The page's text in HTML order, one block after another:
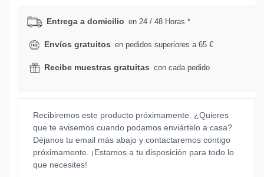
Entrega a domicilio en 24 / 48 Horas *
Envíos gratuitos en pedidos superiores a 65 €
Recibe muestras gratuitas con cada pedido
Recibiremos este producto próximamente. ¿Quieres
que te avisemos cuando podamos enviártelo a casa?
Déjanos tu email más abajo y contactaremos contigo
próximamente. ¡Estamos a tu disposición para todo lo
que necesites!